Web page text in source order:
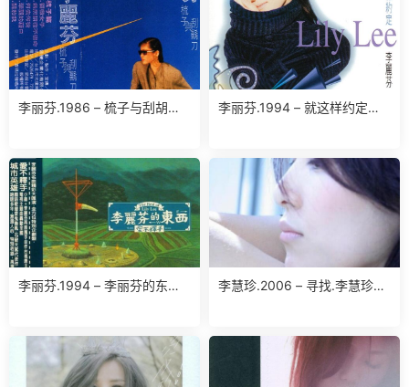
李丽芬.1986 – 梳子与刮胡刀
E】
李丽芬.1994 – 就这样约定
李丽芬.1994 – 李丽芬的东西.
李慧珍.2006 – 寻找.李慧珍